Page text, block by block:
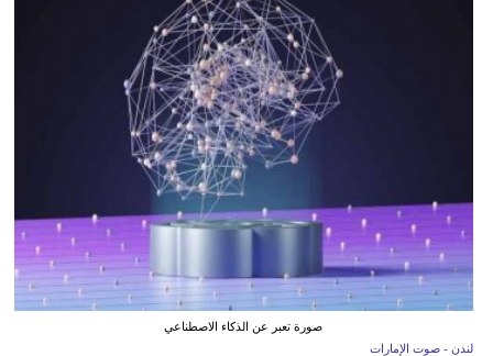
صورة تعبر عن الذكاء الاصطناعي
لندن - صوت الإمارات